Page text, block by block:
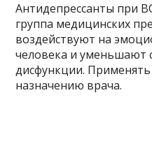
Антидепрессанты при
группа медицинских
воздействуют на
человека и уменьшают
дисфункции.
назначению врача.